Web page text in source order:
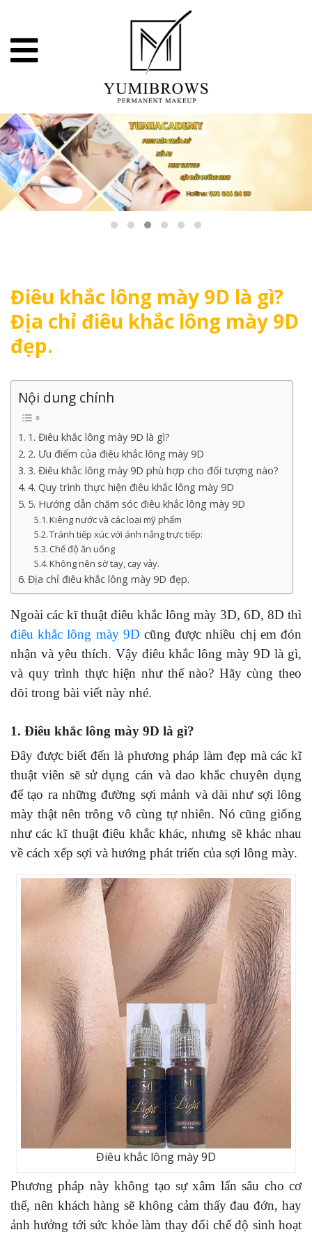
Điêu khắc lông mày 9D là gì?
Địa chỉ điêu khắc lông mày 9D
đẹp.
Nội dung chính
1. Điêu khắc lông mày 9D là gì?
2. Ưu điểm của điêu khắc lông mày 9D
3. Điêu khắc lông mày 9D phù hợp cho đối tượng nào?
4. Quy trình thực hiện điêu khắc lông mày 9D
5. Hướng dẫn chăm sóc điêu khắc lông mày 9D
Kiêng nước và các loại mỹ phẩm
Tránh tiếp xúc với ánh nắng trực tiếp:
Chế độ ăn uống
Không nên sờ tay, cạy vảy.
Địa chỉ điêu khắc lông mày 9D đẹp.
Ngoài các kĩ thuật điêu khắc lông mày 3D, 6D, 8D thì
điêu khắc lông mày 9D cũng được nhiều chị em đón
nhận và yêu thích. Vậy điêu khắc lông mày 9D là gì,
và quy trình thực hiện như thế nào? Hãy cùng theo
dõi trong bài viết này nhé.
1. Điêu khắc lông mày 9D là gì?
Đây được biết đến là phương pháp làm đẹp mà các kĩ
thuật viên sẽ sử dụng cán và dao khắc chuyên dụng
để tạo ra những đường sợi mảnh và dài như sợi lông
mày thật nên trông vô cùng tự nhiên. Nó cũng giống
như các kĩ thuật điêu khắc khác, nhưng sẽ khác nhau
về cách xếp sợi và hướng phát triển của sợi lông mày.
Điêu khắc lông mày 9D
Phương pháp này không tạo sự xâm lấn sâu cho cơ
thể, nên khách hàng sẽ không cảm thấy đau đớn, hay
ảnh hưởng tới sức khỏe làm thay đổi chế độ sinh hoạt